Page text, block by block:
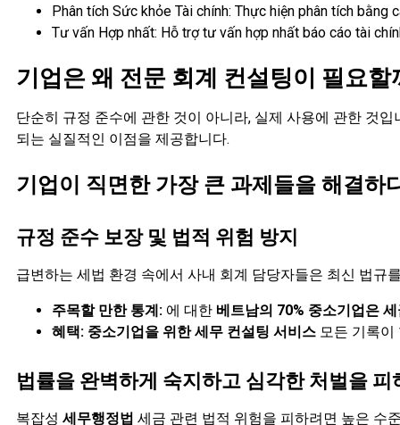
Phân tích Sức khỏe Tài chính: Thực hiện phân tích bằng
Tư vấn Hợp nhất: Hỗ trợ tư vấn hợp nhất báo cáo tài
기업은 왜 전문 회계 컨설팅이 필요할
단순히 규정 준수에 관한 것이 아니라, 실제 사용에 관한 것입
되는 실질적인 이점을 제공합니다.
기업이 직면한 가장 큰 과제들을 해결하
규정 준수 보장 및 법적 위험 방지
급변하는 세법 환경 속에서 사내 회계 담당자들은 최신 법규
주목할 만한 통계: 에 대한 베트남의 70% 중소기업은
혜택: 중소기업을 위한 세무 컨설팅 서비스 모든 기록이
법률을 완벽하게 숙지하고 심각한 처벌을 피
복잡성 세무행정법 세금 관련 법적 위험을 피하려면 높은 수